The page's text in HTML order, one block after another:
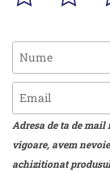
Adresa de ta de
vigoare, avem
achizitionat